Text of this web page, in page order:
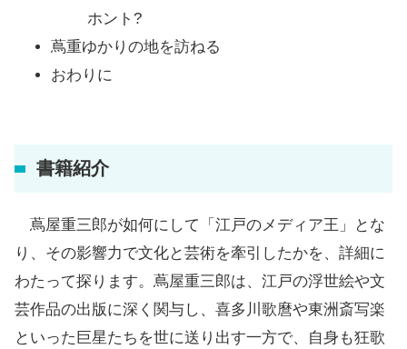
ホント?
蔦重ゆかりの地を訪ねる
おわりに
書籍紹介
蔦屋重三郎が如何にして「江戸のメディア王」とな
り、その影響力で文化と芸術を牽引したかを、詳細に
わたって探ります。蔦屋重三郎は、江戸の浮世絵や文
芸作品の出版に深く関与し、喜多川歌麿や東洲斎写楽
といった巨星たちを世に送り出す一方で、自身も狂歌